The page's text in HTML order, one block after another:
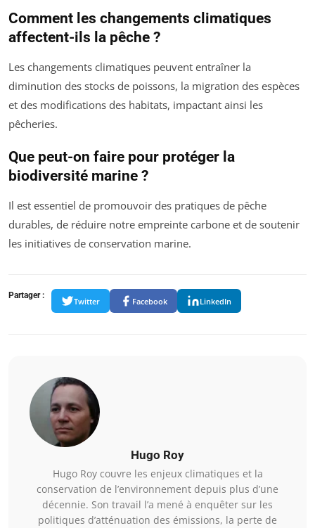
Comment les changements climatiques
affectent-ils la pêche ?
Les changements climatiques peuvent entraîner la
diminution des stocks de poissons, la migration des espèces
et des modifications des habitats, impactant ainsi les
pêcheries.
Que peut-on faire pour protéger la
biodiversité marine ?
Il est essentiel de promouvoir des pratiques de pêche
durables, de réduire notre empreinte carbone et de soutenir
les initiatives de conservation marine.
Partager :
Twitter Facebook LinkedIn
Hugo Roy
Hugo Roy couvre les enjeux climatiques et la
conservation de l’environnement depuis plus d’une
décennie. Son travail l’a mené à enquêter sur les
politiques d’atténuation des émissions, la perte de